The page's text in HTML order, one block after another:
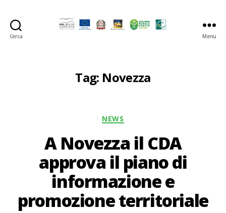
Cerca Menu
Tag: Novezza
Categorie
NEWS
A Novezza il CDA
approva il piano di
informazione e
promozione territoriale